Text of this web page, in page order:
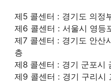
제5 콜센터 : 경기도 의정
제6 콜센터 : 서울시 영등
제7 콜센터 : 경기도 안산
층
제8 콜센터 : 경기 군포시
제9 콜센터 : 경기 구리시